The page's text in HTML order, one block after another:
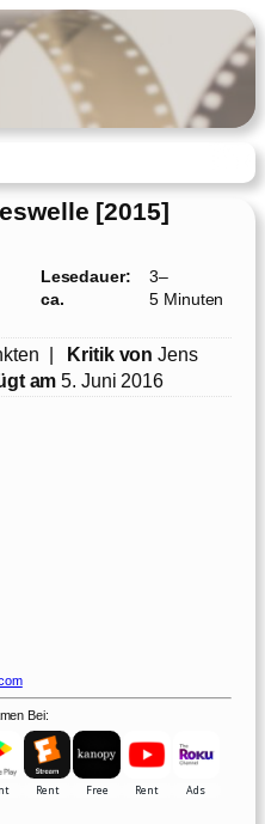
[2015]
Lesedauer:
ca.
3–
5 Minuten
| Kritik von Jens
am 5. Juni 2016
Bei: